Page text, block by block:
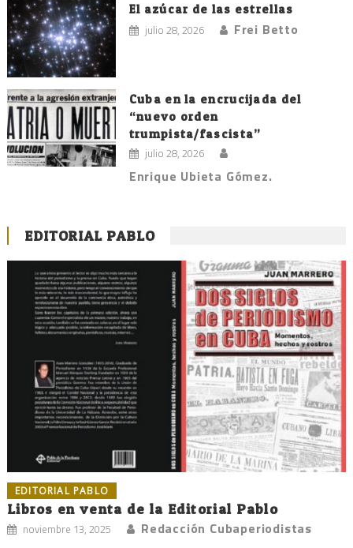
El azúcar de las estrellas
julio 28, 2026 Frei Betto
Cuba en la encrucijada del
“nuevo orden
trumpista/fascista”
julio 28, 2026
Enrique Ubieta Gómez.
EDITORIAL PABLO
EDITORIAL PABLO
Libros en venta de la Editorial Pablo
noviembre 13, 2025 Redacción Cubaperiodistas